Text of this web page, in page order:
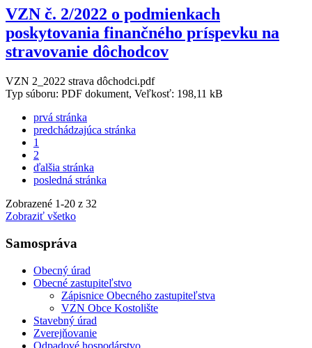
VZN č. 2/2022 o podmienkach
poskytovania finančného príspevku na
stravovanie dôchodcov
VZN 2_2022 strava dôchodci.pdf
Typ súboru: PDF dokument, Veľkosť: 198,11 kB
prvá stránka
predchádzajúca stránka
1
2
ďalšia stránka
posledná stránka
Zobrazené 1-20 z 32
Zobraziť všetko
Samospráva
Obecný úrad
Obecné zastupiteľstvo
Zápisnice Obecného zastupiteľstva
VZN Obce Kostolište
Stavebný úrad
Zverejňovanie
Odpadové hospodárstvo